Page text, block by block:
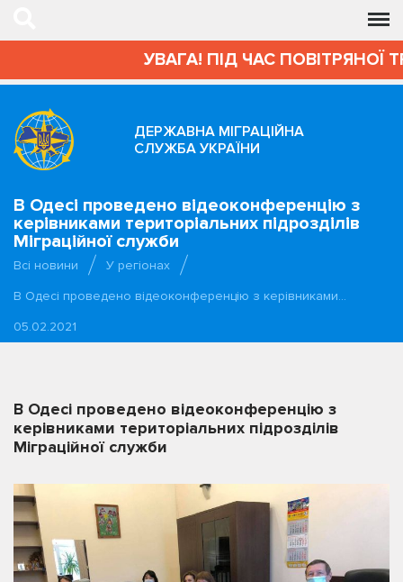
УВАГА! ПІД ЧАС ПОВІТРЯНОЇ
ДЕРЖАВНА МІГРАЦІЙНА
СЛУЖБА УКРАЇНИ
В Одесі проведено відеоконференцію з
керівниками територіальних підрозділів
Міграційної служби
Всі новини
У регіонах
В Одесі проведено відеоконференцію з керівниками…
05.02.2021
В Одесі проведено відеоконференцію з
керівниками територіальних підрозділів
Міграційної служби